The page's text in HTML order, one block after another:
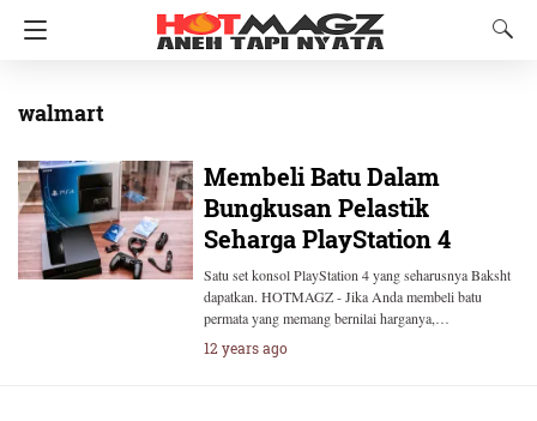
walmart
Membeli Batu Dalam
Bungkusan Pelastik
Seharga PlayStation 4
Satu set konsol PlayStation 4 yang seharusnya Baksht
dapatkan. HOTMAGZ - Jika Anda membeli batu
permata yang memang bernilai harganya,…
12 years ago